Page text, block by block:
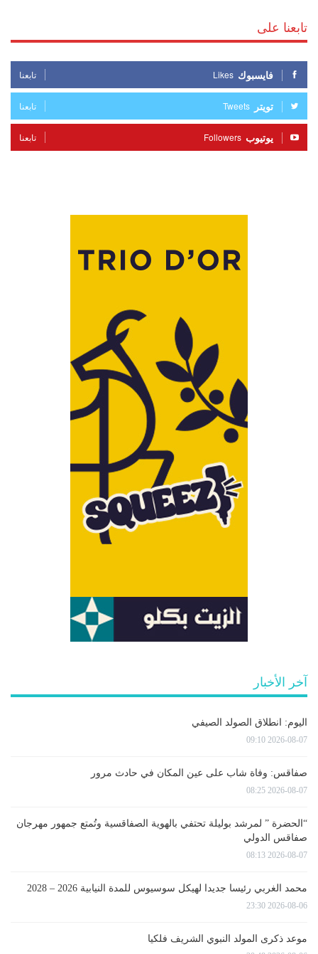
تابعنا على
فايسبوك Likes تابعنا
تويتر Tweets تابعنا
يوتيوب Followers تابعنا
آخر الأخبار
اليوم: انطلاق الصولد الصيفي
2026-08-07 09:10
صفاقس: وفاة شاب على عين المكان في حادث مرور
2026-08-07 08:25
“الحضرة ” لمرشد بوليلة تحتفي بالهوية الصفاقسية وتُمتع جمهور مهرجان
صفاقس الدولي
2026-08-07 08:13
محمد الغربي رئيسا جديدا لهيكل سوسيوس للمدة النيابية 2026 – 2028
2026-08-06 23:30
موعد ذكرى المولد النبوي الشريف فلكيا